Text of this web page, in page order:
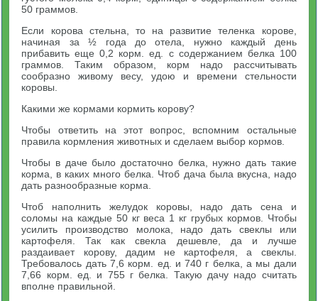
50 граммов.
Если корова стельна, то на развитие теленка корове,
начиная за ½ года до отела, нужно каждый день
прибавить еще 0,2 корм. ед. с содержанием белка 100
граммов. Таким образом, корм надо рассчитывать
сообразно живому весу, удою и времени стельности
коровы.
Какими же кормами кормить корову?
Чтобы ответить на этот вопрос, вспомним остальные
правила кормления животных и сделаем выбор кормов.
Чтобы в даче было достаточно белка, нужно дать такие
корма, в каких много белка. Чтоб дача была вкусна, надо
дать разнообразные корма.
Чтоб наполнить желудок коровы, надо дать сена и
соломы на каждые 50 кг веса 1 кг грубых кормов. Чтобы
усилить производство молока, надо дать свеклы или
картофеля. Так как свекла дешевле, да и лучше
раздаивает корову, дадим не картофеля, а свеклы.
Требовалось дать 7,6 корм. ед. и 740 г белка, а мы дали
7,66 корм. ед. и 755 г белка. Такую дачу надо считать
вполне правильной.